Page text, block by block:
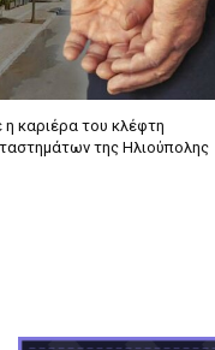
η καριέρα του κλέφτη
της Ηλιούπολης